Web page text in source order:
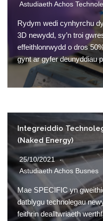
Astudiaeth Achos
Rydym wedi cynhyrchu
3D newydd, sy’n troi
effeithlonrwydd o dros
gynt ar gyfer deunyddiau
Integreiddio Technoleg
(Naked Energy)
25/10/2021
Astudiaeth Achos Busnes
Mae SPECIFIC yn
datblygu technolegau
feithrin dealltwriaeth